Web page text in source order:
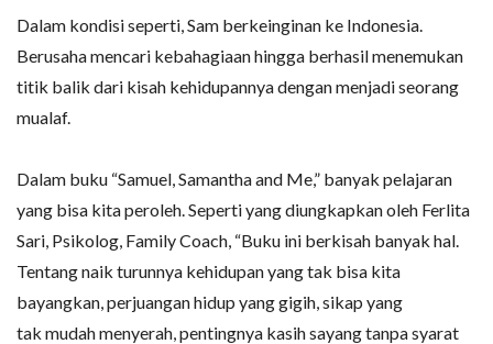
Dalam kondisi seperti, Sam berkeinginan ke Indonesia.
Berusaha mencari kebahagiaan hingga berhasil menemukan
titik balik dari kisah kehidupannya dengan menjadi seorang
mualaf.
Dalam buku “Samuel, Samantha and Me,” banyak pelajaran
yang bisa kita peroleh. Seperti yang diungkapkan oleh Ferlita
Sari, Psikolog, Family Coach, “Buku ini berkisah banyak hal.
Tentang naik turunnya kehidupan yang tak bisa kita
bayangkan, perjuangan hidup yang gigih, sikap yang
tak mudah menyerah, pentingnya kasih sayang tanpa syarat